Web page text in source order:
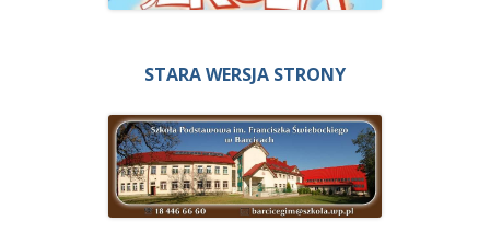
STARA WERSJA STRONY